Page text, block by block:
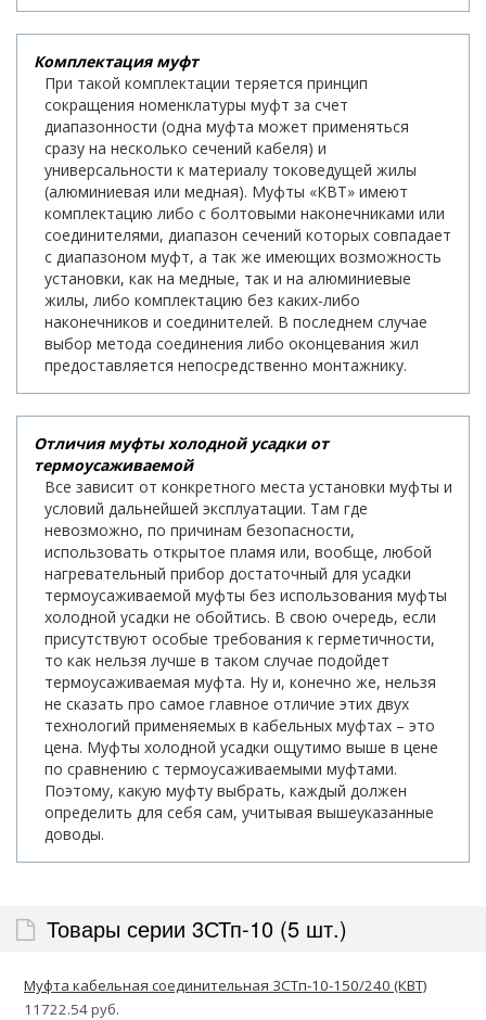
Комплектация муфт
При такой комплектации теряется принцип
сокращения номенклатуры муфт за счет
диапазонности (одна муфта может применяться
сразу на несколько сечений кабеля) и
универсальности к материалу токоведущей жилы
(алюминиевая или медная). Муфты «КВТ» имеют
комплектацию либо с болтовыми наконечниками или
соединителями, диапазон сечений которых совпадает
с диапазоном муфт, а так же имеющих возможность
установки, как на медные, так и на алюминиевые
жилы, либо комплектацию без каких-либо
наконечников и соединителей. В последнем случае
выбор метода соединения либо оконцевания жил
предоставляется непосредственно монтажнику.
Отличия муфты холодной усадки от
термоусаживаемой
Все зависит от конкретного места установки муфты и
условий дальнейшей эксплуатации. Там где
невозможно, по причинам безопасности,
использовать открытое пламя или, вообще, любой
нагревательный прибор достаточный для усадки
термоусаживаемой муфты без использования муфты
холодной усадки не обойтись. В свою очередь, если
присутствуют особые требования к герметичности,
то как нельзя лучше в таком случае подойдет
термоусаживаемая муфта. Ну и, конечно же, нельзя
не сказать про самое главное отличие этих двух
технологий применяемых в кабельных муфтах – это
цена. Муфты холодной усадки ощутимо выше в цене
по сравнению с термоусаживаемыми муфтами.
Поэтому, какую муфту выбрать, каждый должен
определить для себя сам, учитывая вышеуказанные
доводы.
Товары серии 3СТп-10 (5 шт.)
Муфта кабельная соединительная 3СТп-10-150/240 (КВТ)
11722.54 руб.